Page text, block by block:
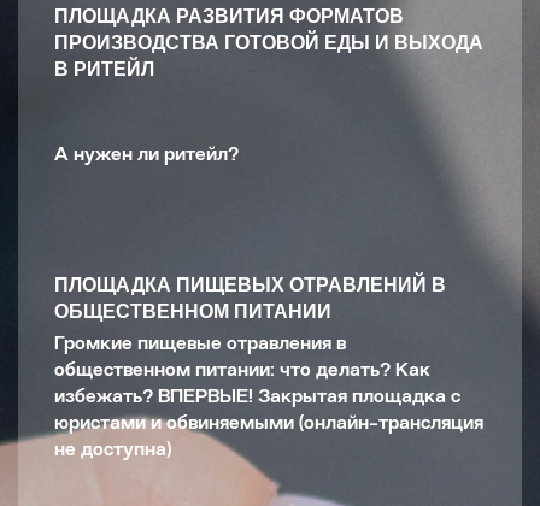
ПЛОЩАДКА РАЗВИТИЯ ФОРМАТОВ
ПРОИЗВОДСТВА ГОТОВОЙ ЕДЫ И ВЫХОДА
В РИТЕЙЛ
А нужен ли ритейл?
ПЛОЩАДКА ПИЩЕВЫХ ОТРАВЛЕНИЙ В
ОБЩЕСТВЕННОМ ПИТАНИИ
Громкие пищевые отравления в
общественном питании: что делать? Как
избежать? ВПЕРВЫЕ! Закрытая площадка с
юристами и обвиняемыми (онлайн-трансляция
не доступна)